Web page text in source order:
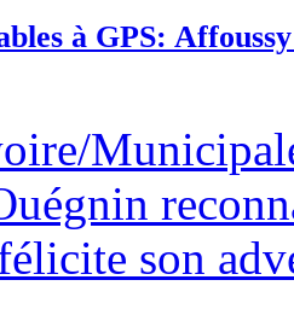
à GPS: